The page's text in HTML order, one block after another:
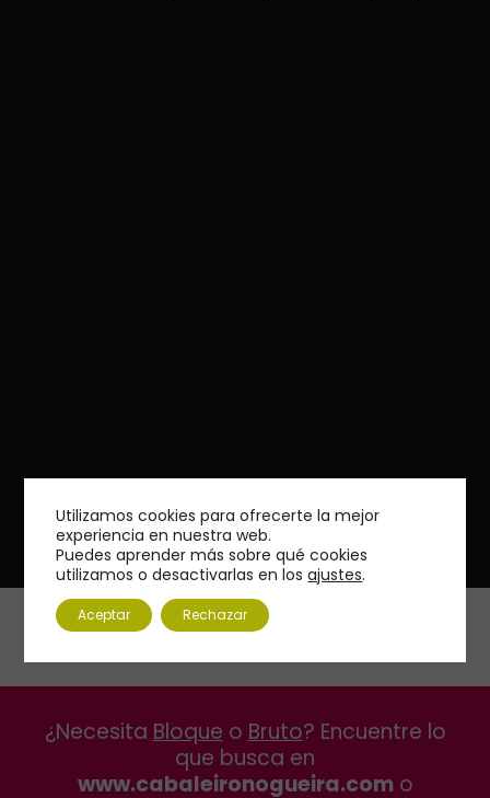
¿Necesita Bloque o Bruto? Encuentre lo
que busca en
www.cabaleironogueira.como
Utilizamos cookies para ofrecerte la mejor
experiencia en nuestra web.
Puedes aprender más sobre qué cookies
utilizamos o desactivarlas en losajustes.
Aceptar Rechazar